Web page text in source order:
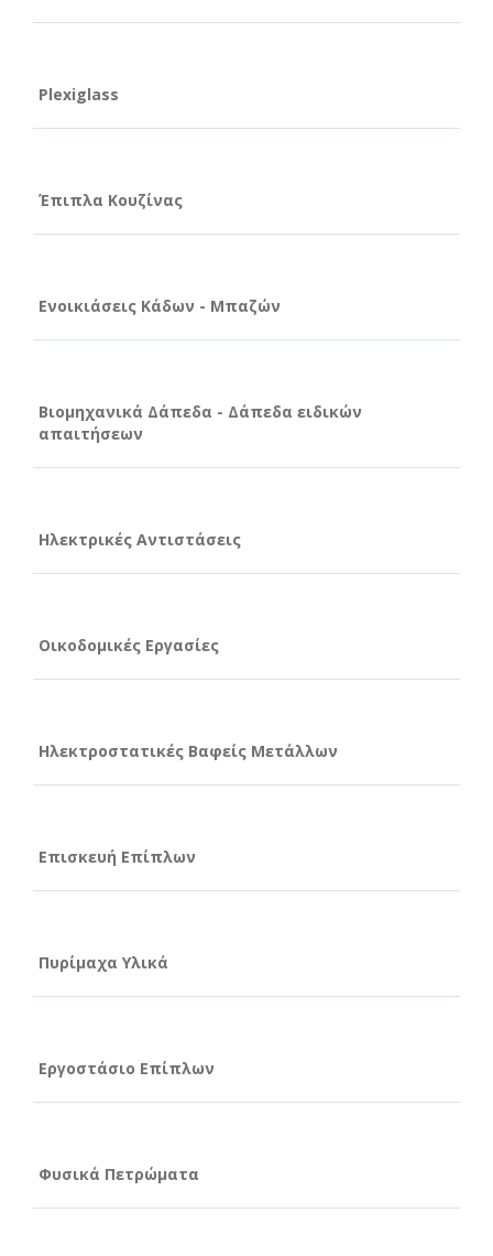
Plexiglass
Έπιπλα Κουζίνας
Ενοικιάσεις Κάδων - Μπαζών
Βιομηχανικά Δάπεδα - Δάπεδα ειδικών
απαιτήσεων
Ηλεκτρικές Αντιστάσεις
Οικοδομικές Εργασίες
Ηλεκτροστατικές Βαφείς Μετάλλων
Επισκευή Επίπλων
Πυρίμαχα Υλικά
Εργοστάσιο Επίπλων
Φυσικά Πετρώματα